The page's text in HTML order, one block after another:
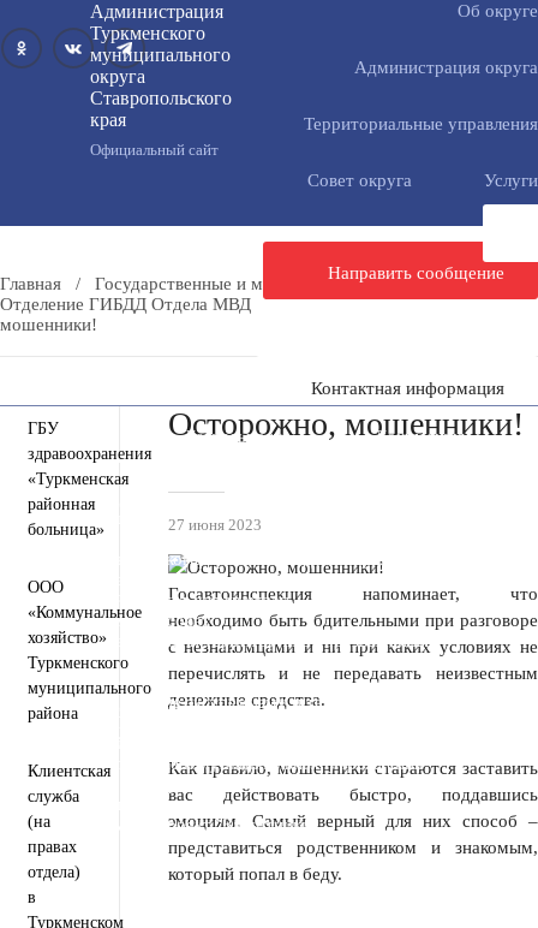
Администрация
Туркменского
муниципального
округа
Ставропольского
края
Официальный сайт
Об округе
Администрация округа
Территориальные управления
Совет округа Услуги
Направить сообщение
Контактная информация
Пресс-центр Деятельность
Документы
Инвестиционная деятельность
Общественная приемная
Противодействие коррупции
Информация для участников СВО и членов их семей
Полезная информация
Формирование комфортной городской среды
Муниципальная служба
Открытые данные
Открытый бюджет для граждан
Общественный совет
Защита населения и территорий от чрезвычайных
ситуаций
Антитеррористическая комиссия
Противодействие экстремизму и терроризму
Вестник ТМО
Государственные и муниципальные учреждения
Перечень пространственных сведений
Персональные данные
Региональный проект "Защитники"
Главная / Государственные и муниципальные учреждения
/
Отделение ГИБДД Отдела МВД «Туркменский»
/
Осторожно,
мошенники!
ГБУ
здравоохранения
«Туркменская
районная
больница»
ООО
«Коммунальное
хозяйство»
Туркменского
муниципального
района
Клиентская
служба
(на
правах
отдела)
в
Туркменском
Осторожно, мошенники!
27 июня 2023
Госавтоинспекция напоминает, что
необходимо быть бдительными при разговоре
с незнакомцами и ни при каких условиях не
перечислять и не передавать неизвестным
денежные средства.
Как правило, мошенники стараются заставить
вас действовать быстро, поддавшись
эмоциям. Самый верный для них способ –
представиться родственником и знакомым,
который попал в беду.